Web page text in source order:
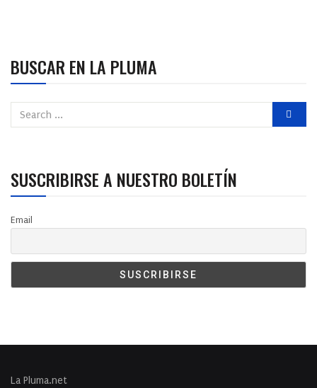
BUSCAR EN LA PLUMA
SUSCRIBIRSE A NUESTRO BOLETÍN
Email
La Pluma.net